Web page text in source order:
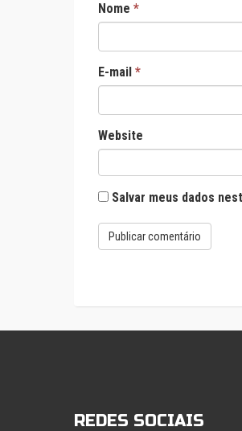
Nome *
E-mail *
Website
Salvar meus dados
REDES SOCIAIS